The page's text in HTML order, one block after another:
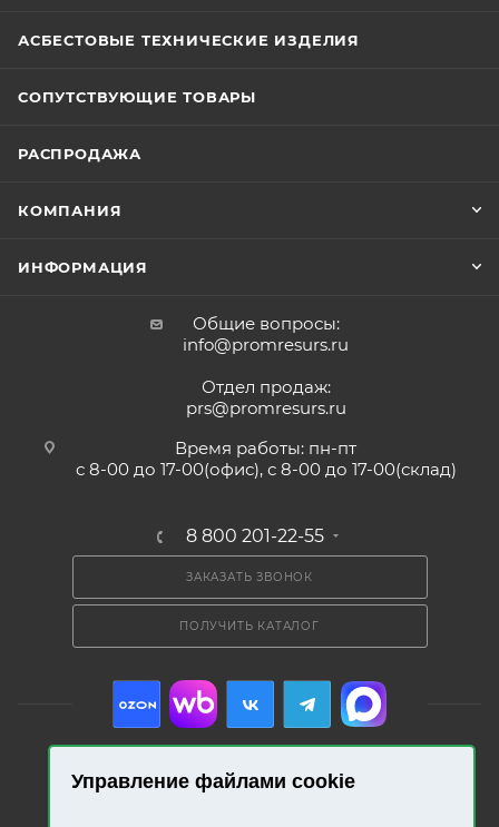
Управление файлами cookie
АСБЕСТОВЫЕ ТЕХНИЧЕСКИЕ ИЗДЕЛИЯ
СОПУТСТВУЮЩИЕ ТОВАРЫ
РАСПРОДАЖА
КОМПАНИЯ
ИНФОРМАЦИЯ
Общие вопросы:
info@promresurs.ru
Отдел продаж:
prs@promresurs.ru
Время работы: пн-пт
с 8-00 до 17-00(офис), с 8-00 до 17-00(склад)
8 800 201-22-55
ЗАКАЗАТЬ ЗВОНОК
ПОЛУЧИТЬ КАТАЛОГ